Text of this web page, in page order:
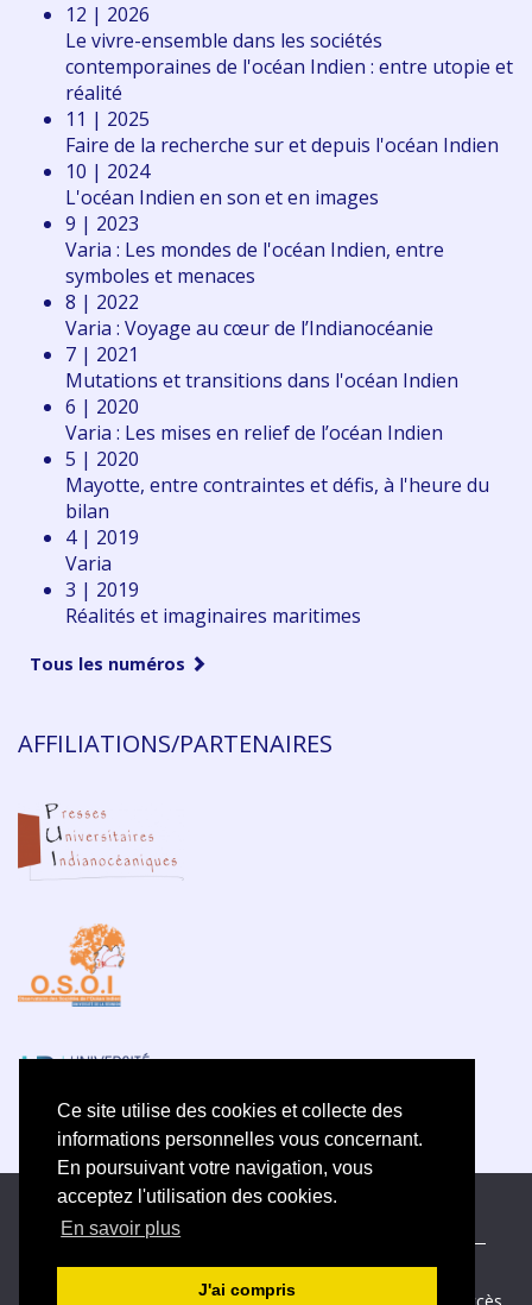
Ce site utilise des cookies et collecte des
informations personnelles vous concernant.
En poursuivant votre navigation, vous
acceptez l'utilisation des cookies.
En savoir plus
J'ai compris
12 | 2026
Le vivre-ensemble dans les sociétés
contemporaines de l'océan Indien : entre utopie et
réalité
11 | 2025
Faire de la recherche sur et depuis l'océan Indien
10 | 2024
L'océan Indien en son et en images
9 | 2023
Varia : Les mondes de l'océan Indien, entre
symboles et menaces
8 | 2022
Varia : Voyage au cœur de l’Indianocéanie
7 | 2021
Mutations et transitions dans l'océan Indien
6 | 2020
Varia : Les mises en relief de l’océan Indien
5 | 2020
Mayotte, entre contraintes et défis, à l'heure du
bilan
4 | 2019
Varia
3 | 2019
Réalités et imaginaires maritimes
Tous les numéros
AFFILIATIONS/PARTENAIRES
ISSN électronique 2609-5742
Plan du site—Politique de confidentialité
—
Déclaration d’éthique